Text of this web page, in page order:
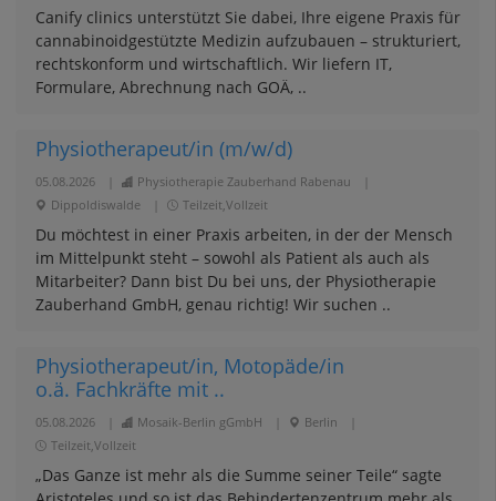
Canify clinics unterstützt Sie dabei, Ihre eigene Praxis für
cannabinoidgestützte Medizin aufzubauen – strukturiert,
rechtskonform und wirtschaftlich. Wir liefern IT,
Formulare, Abrechnung nach GOÄ, ..
Physiotherapeut/in (m/w/d)
05.08.2026 Physiotherapie Zauberhand Rabenau
Dippoldiswalde
Teilzeit,Vollzeit
Du möchtest in einer Praxis arbeiten, in der der Mensch
im Mittelpunkt steht – sowohl als Patient als auch als
Mitarbeiter? Dann bist Du bei uns, der Physiotherapie
Zauberhand GmbH, genau richtig! Wir suchen ..
Physiotherapeut/in, Motopäde/in
o.ä. Fachkräfte mit ..
05.08.2026 Mosaik-Berlin gGmbH Berlin
Teilzeit,Vollzeit
„Das Ganze ist mehr als die Summe seiner Teile“ sagte